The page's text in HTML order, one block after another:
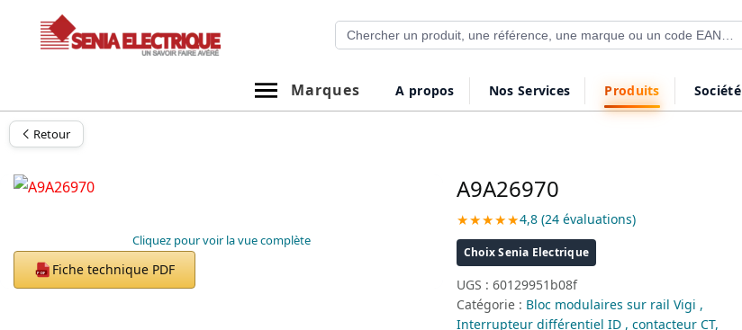
Recherche de produits
Marques
A propos Nos Services Produits Société
Retour
Cliquez pour voir la vue complète
PDF Fiche technique PDF
A9A26970
★★★★★4,8 (24 évaluations)
Choix Senia Electrique
UGS : 60129951b08f
Catégorie : Bloc modulaires sur rail Vigi ,
Interrupteur différentiel ID , contacteur CT,